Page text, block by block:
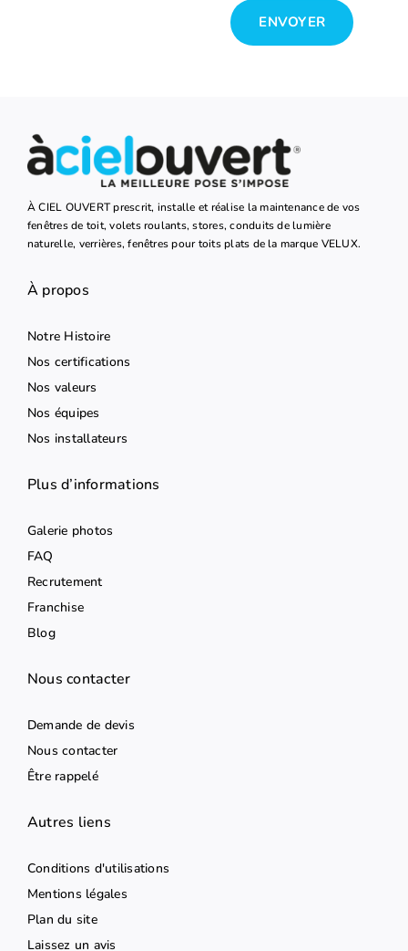
ENVOYER
À CIEL OUVERT prescrit, installe et réalise la maintenance de vos
fenêtres de toit, volets roulants, stores, conduits de lumière
naturelle, verrières, fenêtres pour toits plats de la marque VELUX.
À propos
Notre Histoire
Nos certifications
Nos valeurs
Nos équipes
Nos installateurs
Plus d’informations
Galerie photos
FAQ
Recrutement
Franchise
Blog
Nous contacter
Demande de devis
Nous contacter
Être rappelé
Autres liens
Conditions d'utilisations
Mentions légales
Plan du site
Laissez un avis